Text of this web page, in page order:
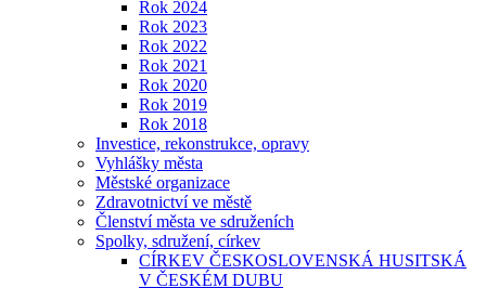
Rok 2024
Rok 2023
Rok 2022
Rok 2021
Rok 2020
Rok 2019
Rok 2018
Investice, rekonstrukce, opravy
Vyhlášky města
Městské organizace
Zdravotnictví ve městě
Členství města ve sdruženích
Spolky, sdružení, církev
CÍRKEV ČESKOSLOVENSKÁ HUSITSKÁ
V ČESKÉM DUBU